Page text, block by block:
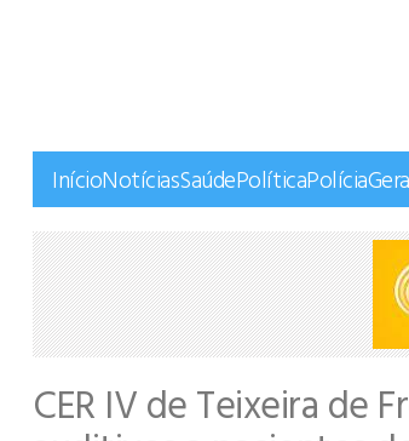
InícioNotíciasSaúdePolíticaPolícia
CER IV de Teixeira de